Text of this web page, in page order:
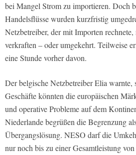
bei Mangel Strom zu importieren. Doch
Handelsflüsse wurden kurzfristig
Netzbetreiber, der mit Importen
verkraften – oder umgekehrt. Teilweise
eine Stunde vorher davon.
Der belgische Netzbetreiber Elia warnte,
Geschäfte könnten die europäischen
und operative Probleme auf dem
Niederlande begrüßen die Begrenzung
Übergangslösung. NESO darf die
nur noch bis zu einer Gesamtleistung